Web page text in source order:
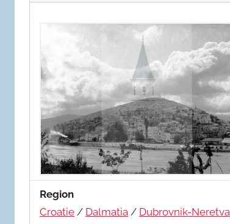
Region
Croatie / Dalmatia / Dubrovnik-Neretva